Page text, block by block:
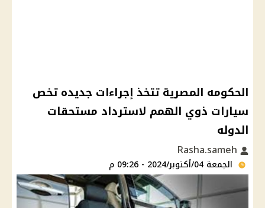
الحكومه المصرية تتخذ إجراءات جديده تخص
سيارات ذوي الهمم لاسترداد مستحقات
الدوله
الجمعة 04/أكتوبر/2024 - 09:26 م